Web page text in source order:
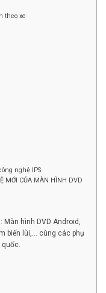
theo xe
nghệ IPS
MỚI CỦA MÀN HÌNH DVD
hình DVD Android,
biến lùi,… cùng các phụ
quốc.